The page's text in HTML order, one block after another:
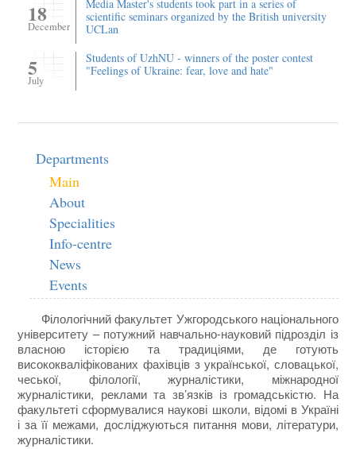
18
December
Media Master's students took part in a series of
scientific seminars organized by the British university
UCLan
5
July
Students of UzhNU - winners of the poster contest
"Feelings of Ukraine: fear, love and hate"
Departments
Main
About
Specialities
Info-centre
News
Events
Філологічний факультет Ужгородського національного
університету – потужний навчально-науковий підрозділ із
власною історією та традиціями, де готують
висококваліфікованих фахівців з української, словацької,
чеської, філології, журналістики, міжнародної
журналістики, реклами та зв’язків із громадськістю. На
факультеті сформувалися наукові школи, відомі в Україні
і за її межами, досліджуються питання мови, літератури,
журналістики.